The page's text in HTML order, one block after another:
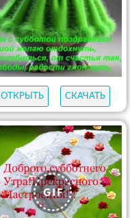
ОТКРЫТЬ СКАЧАТЬ